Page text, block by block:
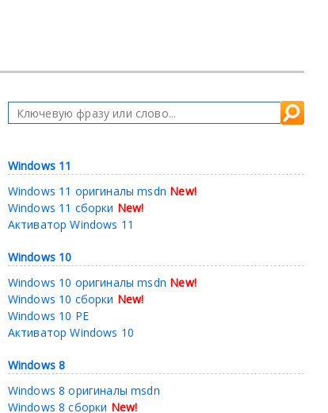
Windows 11
Windows 11 оригиналы msdn New!
Windows 11 сборки New!
Активатор Windows 11
Windows 10
Windows 10 оригиналы msdn New!
Windows 10 сборки New!
Windows 10 PE
Активатор Windows 10
Windows 8
Windows 8 оригиналы msdn
Windows 8 сборки New!